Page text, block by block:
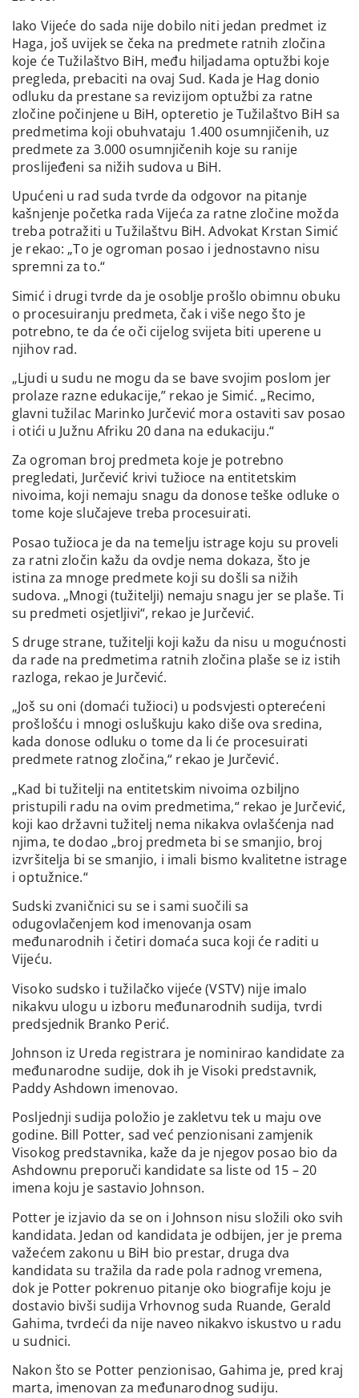
Iako Vijeće do sada nije dobilo niti jedan predmet iz
Haga, još uvijek se čeka na predmete ratnih zločina
koje će Tužilaštvo BiH, među hiljadama optužbi koje
pregleda, prebaciti na ovaj Sud. Kada je Hag donio
odluku da prestane sa revizijom optužbi za ratne
zločine počinjene u BiH, opteretio je Tužilaštvo BiH sa
predmetima koji obuhvataju 1.400 osumnjičenih, uz
predmete za 3.000 osumnjičenih koje su ranije
proslijeđeni sa nižih sudova u BiH.
Upućeni u rad suda tvrde da odgovor na pitanje
kašnjenje početka rada Vijeća za ratne zločine možda
treba potražiti u Tužilaštvu BiH. Advokat Krstan Simić
je rekao: „To je ogroman posao i jednostavno nisu
spremni za to.“
Simić i drugi tvrde da je osoblje prošlo obimnu obuku
o procesuiranju predmeta, čak i više nego što je
potrebno, te da će oči cijelog svijeta biti uperene u
njihov rad.
„Ljudi u sudu ne mogu da se bave svojim poslom jer
prolaze razne edukacije,” rekao je Simić. „Recimo,
glavni tužilac Marinko Jurčević mora ostaviti sav posao
i otići u Južnu Afriku 20 dana na edukaciju.“
Za ogroman broj predmeta koje je potrebno
pregledati, Jurčević krivi tužioce na entitetskim
nivoima, koji nemaju snagu da donose teške odluke o
tome koje slučajeve treba procesuirati.
Posao tužioca je da na temelju istrage koju su proveli
za ratni zločin kažu da ovdje nema dokaza, što je
istina za mnoge predmete koji su došli sa nižih
sudova. „Mnogi (tužitelji) nemaju snagu jer se plaše. Ti
su predmeti osjetljivi“, rekao je Jurčević.
S druge strane, tužitelji koji kažu da nisu u mogućnosti
da rade na predmetima ratnih zločina plaše se iz istih
razloga, rekao je Jurčević.
„Još su oni (domaći tužioci) u podsvjesti opterećeni
prošlošću i mnogi osluškuju kako diše ova sredina,
kada donose odluku o tome da li će procesuirati
predmete ratnog zločina,“ rekao je Jurčević.
„Kad bi tužitelji na entitetskim nivoima ozbiljno
pristupili radu na ovim predmetima,“ rekao je Jurčević,
koji kao državni tužitelj nema nikakva ovlašćenja nad
njima, te dodao „broj predmeta bi se smanjio, broj
izvršitelja bi se smanjio, i imali bismo kvalitetne istrage
i optužnice.“
Sudski zvaničnici su se i sami suočili sa
odugovlačenjem kod imenovanja osam
međunarodnih i četiri domaća suca koji će raditi u
Vijeću.
Visoko sudsko i tužilačko vijeće (VSTV) nije imalo
nikakvu ulogu u izboru međunarodnih sudija, tvrdi
predsjednik Branko Perić.
Johnson iz Ureda registrara je nominirao kandidate za
međunarodne sudije, dok ih je Visoki predstavnik,
Paddy Ashdown imenovao.
Posljednji sudija položio je zakletvu tek u maju ove
godine. Bill Potter, sad već penzionisani zamjenik
Visokog predstavnika, kaže da je njegov posao bio da
Ashdownu preporuči kandidate sa liste od 15 – 20
imena koju je sastavio Johnson.
Potter je izjavio da se on i Johnson nisu složili oko svih
kandidata. Jedan od kandidata je odbijen, jer je prema
važećem zakonu u BiH bio prestar, druga dva
kandidata su tražila da rade pola radnog vremena,
dok je Potter pokrenuo pitanje oko biografije koju je
dostavio bivši sudija Vrhovnog suda Ruande, Gerald
Gahima, tvrdeći da nije naveo nikakvo iskustvo u radu
u sudnici.
Nakon što se Potter penzionisao, Gahima je, pred kraj
marta, imenovan za međunarodnog sudiju.